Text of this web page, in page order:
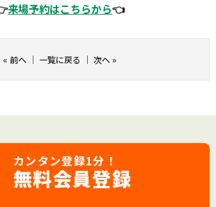
来場予約はこちらから👈
« 前へ ｜ 一覧に戻る ｜次へ»
カンタン登録1分！
無料会員登録